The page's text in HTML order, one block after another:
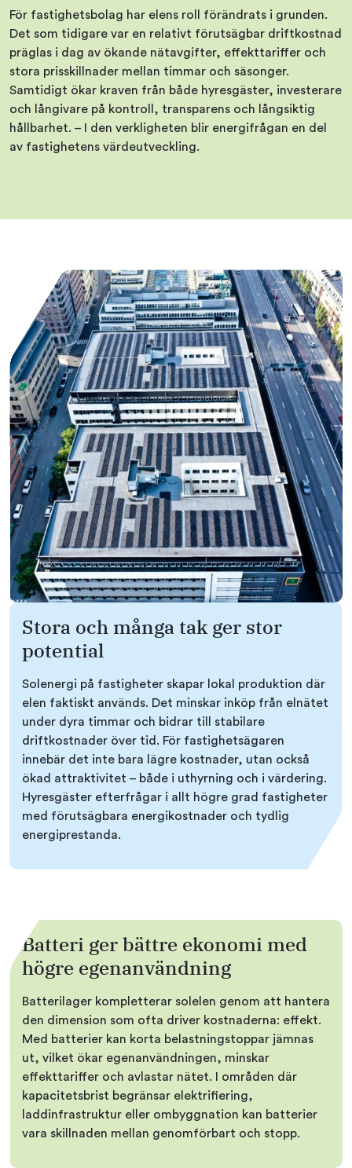
För fastighetsbolag har elens roll förändrats i grunden.
Det som tidigare var en relativt förutsägbar driftkostnad
präglas i dag av ökande nätavgifter, effekttariffer och
stora prisskillnader mellan timmar och säsonger.
Samtidigt ökar kraven från både hyresgäster, investerare
och långivare på kontroll, transparens och långsiktig
hållbarhet. – I den verkligheten blir energifrågan en del
av fastighetens värdeutveckling.
Stora och många tak ger stor
potential
Solenergi på fastigheter skapar lokal produktion där
elen faktiskt används. Det minskar inköp från elnätet
under dyra timmar och bidrar till stabilare
driftkostnader över tid. För fastighetsägaren
innebär det inte bara lägre kostnader, utan också
ökad attraktivitet – både i uthyrning och i värdering.
Hyresgäster efterfrågar i allt högre grad fastigheter
med förutsägbara energikostnader och tydlig
energiprestanda.
Batteri ger bättre ekonomi med
högre egenanvändning
Batterilager kompletterar solelen genom att hantera
den dimension som ofta driver kostnaderna: effekt.
Med batterier kan korta belastningstoppar jämnas
ut, vilket ökar egenanvändningen, minskar
effekttariffer och avlastar nätet. I områden där
kapacitetsbrist begränsar elektrifiering,
laddinfrastruktur eller ombyggnation kan batterier
vara skillnaden mellan genomförbart och stopp.